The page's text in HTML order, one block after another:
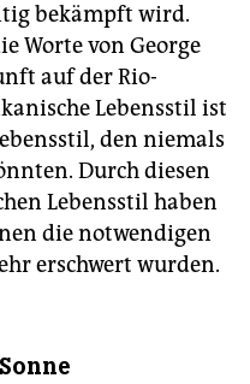
bekämpft wird.
Worte von George
auf der Rio-
Lebensstil ist
den niemals
Durch diesen
Lebensstil haben
die notwendigen
erschwert wurden.